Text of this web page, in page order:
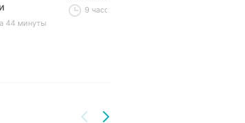
44 минуты
9 часов 30 минут